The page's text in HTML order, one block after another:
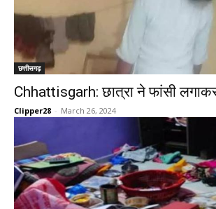
छत्तीसगढ़
Chhattisgarh: छात्रा ने फांसी
Clipper28 - March 26, 2024